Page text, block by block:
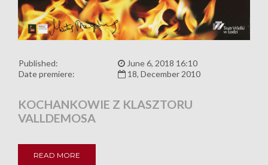
Published:
June 6, 2018 16:10
Date premiere:
18, December 2010
KOCHANKOWIE Z KLASZTORU
VALLDEMOSA
READ MORE